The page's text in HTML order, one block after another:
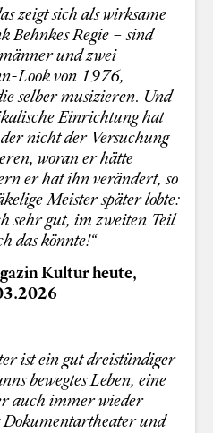
zeigt sich als wirksame
Behnkes Regie – sind
und zwei
Look von 1976,
selber musizieren. Und
Einrichtung hat
nicht der Versuchung
woran er hätte
er hat ihn verändert, so
Meister später lobte:
sehr gut, im zweiten Teil
das könnte!“
Kultur heute,
ist ein gut dreistündiger
bewegtes Leben, eine
auch immer wieder
Dokumentartheater und